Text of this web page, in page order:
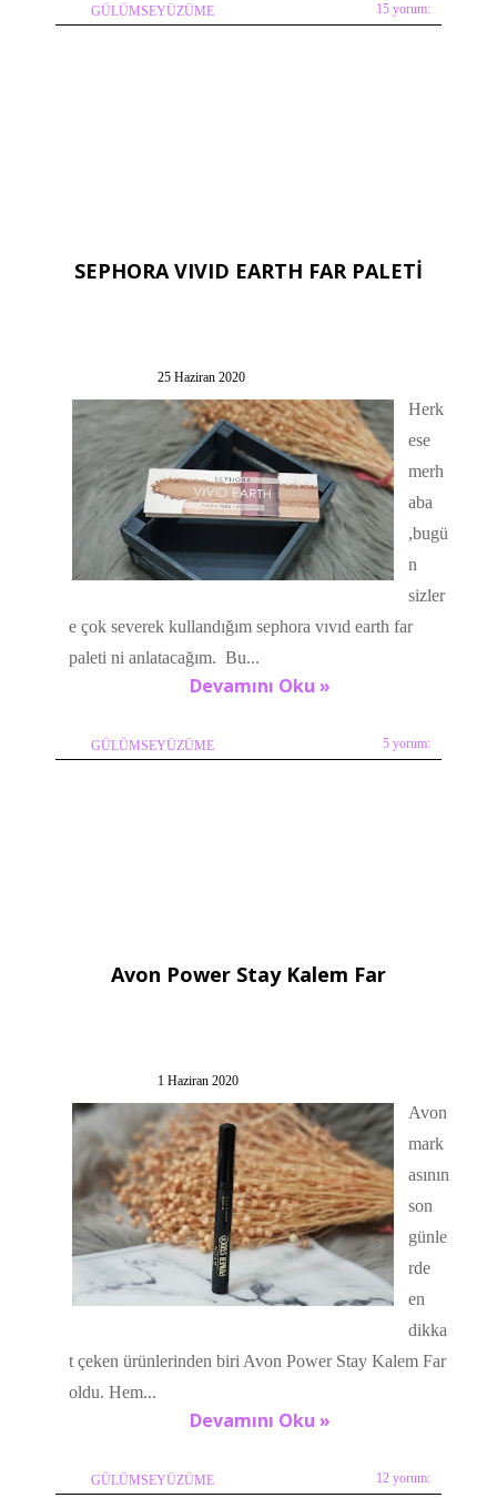
GÜLÜMSEYÜZÜME 15 yorum:
SEPHORA VIVID EARTH FAR PALETİ
25 Haziran 2020
Herk
ese
merh
aba
,bugü
n
sizler
e çok severek kullandığım sephora vıvıd earth far
paleti ni anlatacağım. Bu...
Devamını Oku »
GÜLÜMSEYÜZÜME 5 yorum:
Avon Power Stay Kalem Far
1 Haziran 2020
Avon
mark
asının
son
günle
rde
en
dikka
t çeken ürünlerinden biri Avon Power Stay Kalem Far
oldu. Hem...
Devamını Oku »
GÜLÜMSEYÜZÜME 12 yorum: